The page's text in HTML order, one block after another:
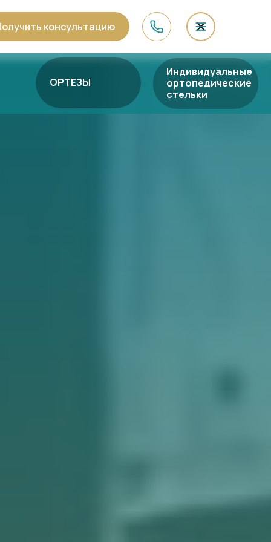
консультацию
ОРТЕЗЫ
Индивидуальные
ортопедические
стельки